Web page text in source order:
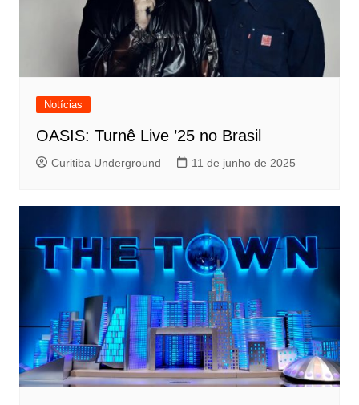
Notícias
OASIS: Turnê Live ’25 no Brasil
Curitiba Underground 11 de junho de 2025